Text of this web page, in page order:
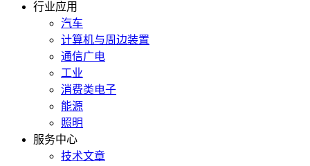
行业应用
汽车
计算机与周边装置
通信广电
工业
消费类电子
能源
照明
服务中心
技术文章